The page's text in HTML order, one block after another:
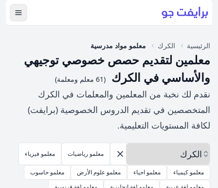
عرض
الرئيسية الكرك معلمو مواد مدرسية
معلمين لتقديم حصص خصوصي توجيهي
والأساسي في الكرك
(61 معلم ومعلمة)
نقدم لك نخبة من المعلمين والمعلمات في الكرك
المتخصصين في تقديم الدروس الخصوصية (برايفت)
لكافة المستويات التعليمية.
اختر المحافظة
إزالة الخيارات
معلمو رياضيات معلمو فيزياء
معلمو كيمياء معلمو احياء معلمو علوم الأرض
معلمو حاسوب